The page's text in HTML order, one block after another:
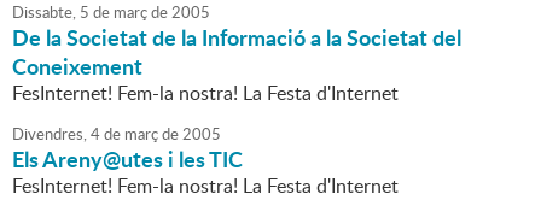
Dissabte, 5 de marçde2005
De la Societat de la Informació a la Societat del
Coneixement
FesInternet! Fem-la nostra! La Festa d'Internet
Divendres,4de marçde2005
Els Areny@utes i les TIC
FesInternet! Fem-la nostra! La Festa d'Internet